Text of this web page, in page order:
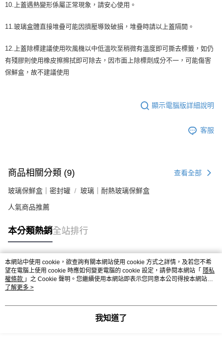
10.上蓋遇熱變形係屬正常現象，請安心使用。
11.玻璃盒體直接堆疊可能因擠壓導致破損，堆疊時請以上蓋隔開。
12.上蓋除標建議使用吹風機以中低溫吹至稍微有溫度即可撕去標籤，如仍
有殘膠則使用橡皮擦擦拭即可除去，因市面上除標劑成分不一，可能傷害
保鮮盒，故不建議使用
顯示電腦版詳細說明
客服
商品相關分類 (9) 查看全部
玻璃保鮮盒｜密封罐 玻璃｜耐熱玻璃保鮮盒
人氣商品推薦
本分類熱銷全站排行
熱門標籤
本網站中使用 cookie，欲查詢有關本網站使用 cookie 方式之詳情，及若您不希
望在電腦上使用 cookie 時應如何變更電腦的 cookie 設定，請參閱本網站「 隱私
權條款 」之 Cookie 聲明。您繼續使用本網站即表示您同意本公司得按本網站使
用條款之 Cookie 聲明使用 cookie。
了解更多 >
我知道了